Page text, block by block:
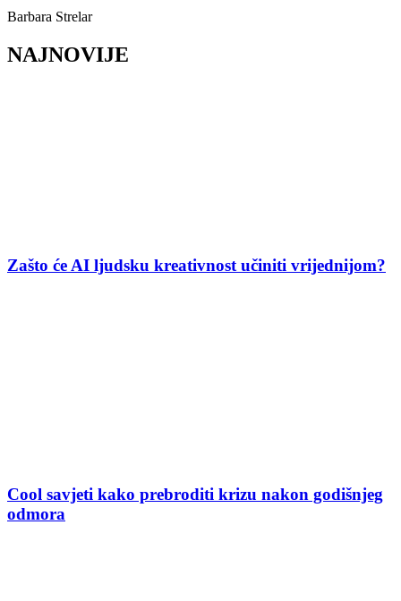
Barbara Strelar
NAJNOVIJE
Zašto će AI ljudsku kreativnost učiniti vrijednijom?
Cool savjeti kako prebroditi krizu nakon godišnjeg
odmora